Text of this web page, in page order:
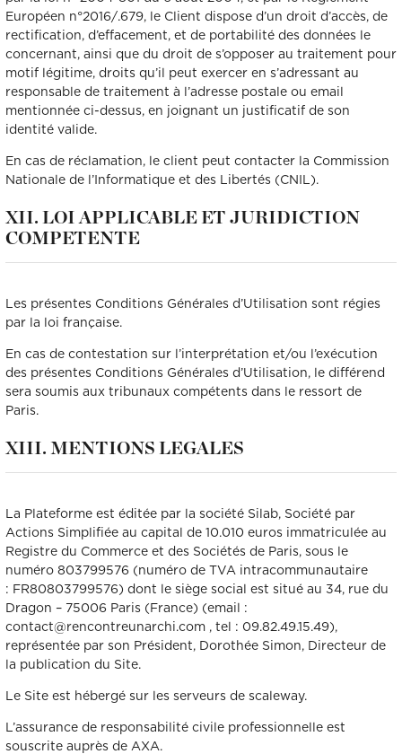
Européen n°2016/.679, le Client dispose d’un droit d’accès, de
rectification, d’effacement, et de portabilité des données le
concernant, ainsi que du droit de s’opposer au traitement pour
motif légitime, droits qu’il peut exercer en s’adressant au
responsable de traitement à l’adresse postale ou email
mentionnée ci-dessus, en joignant un justificatif de son
identité valide.
En cas de réclamation, le client peut contacter la Commission
Nationale de l’Informatique et des Libertés (CNIL).
XII. LOI APPLICABLE ET JURIDICTION
COMPETENTE
Les présentes Conditions Générales d’Utilisation sont régies
par la loi française.
En cas de contestation sur l’interprétation et/ou l’exécution
des présentes Conditions Générales d’Utilisation, le différend
sera soumis aux tribunaux compétents dans le ressort de
Paris.
XIII. MENTIONS LEGALES
La Plateforme est éditée par la société Silab, Société par
Actions Simplifiée au capital de 10.010 euros immatriculée au
Registre du Commerce et des Sociétés de Paris, sous le
numéro 803799576 (numéro de TVA intracommunautaire
: FR80803799576) dont le siège social est situé au 34, rue du
Dragon – 75006 Paris (France) (email :
contact@rencontreunarchi.com , tel : 09.82.49.15.49),
représentée par son Président, Dorothée Simon, Directeur de
la publication du Site.
Le Site est hébergé sur les serveurs de scaleway.
L’assurance de responsabilité civile professionnelle est
souscrite auprès de AXA.